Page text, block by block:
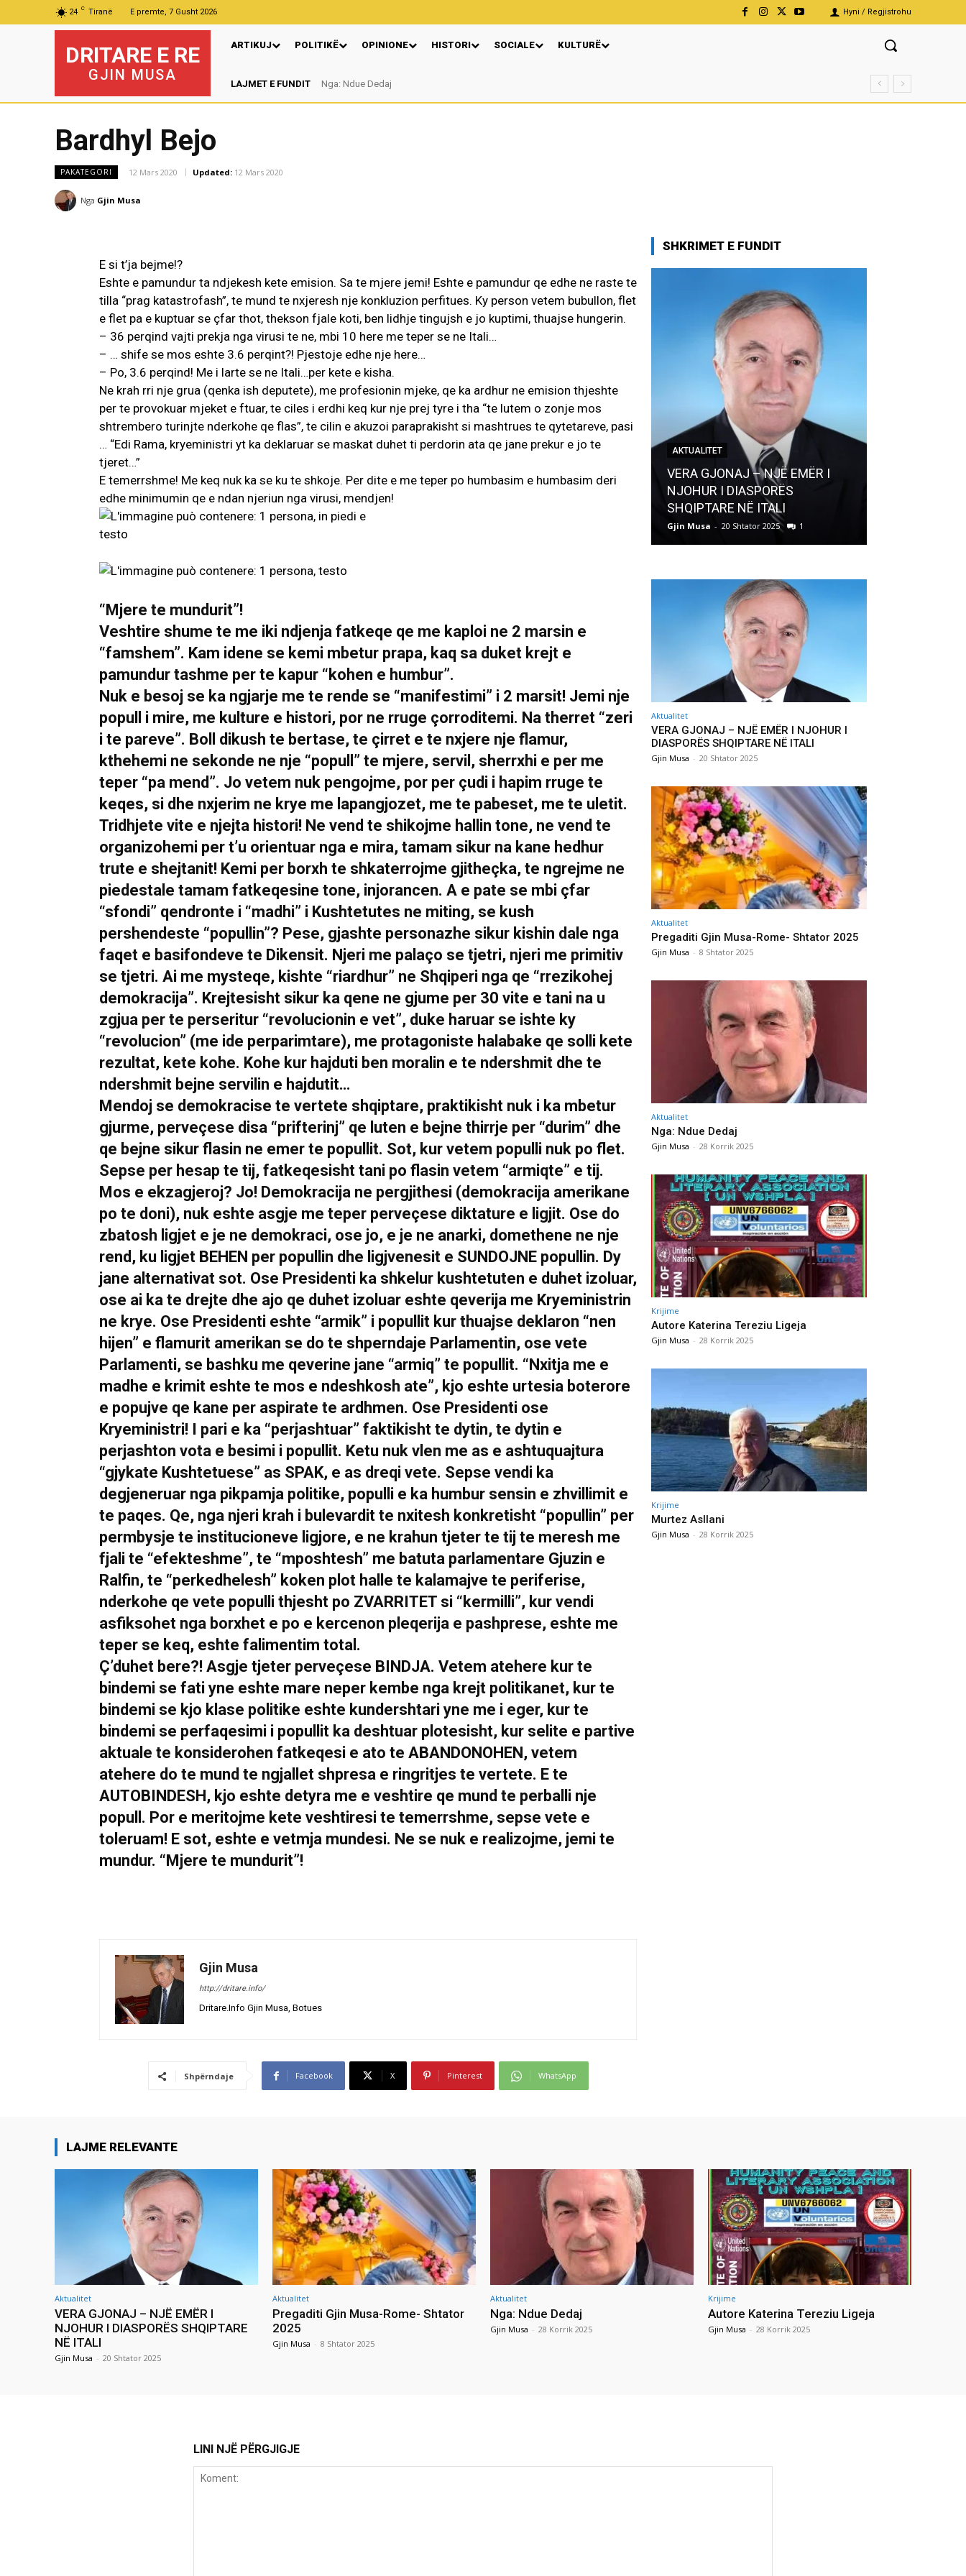
24 C Tiranë E premte, 7 Gusht 2026 Hyni / Regjistrohu
DRITARE E RE
GJIN MUSA
ARTIKUJ POLITIKË OPINIONE HISTORI SOCIALE KULTURË
LAJMET E FUNDIT Nga: Ndue Dedaj
Bardhyl Bejo
PAKATEGORI 12 Mars 2020 Updated: 12 Mars 2020
Nga Gjin Musa
E si t’ja bejme!?
Eshte e pamundur ta ndjekesh kete emision. Sa te mjere jemi! Eshte e pamundur qe edhe ne raste te
tilla “prag katastrofash”, te mund te nxjeresh nje konkluzion perfitues. Ky person vetem bubullon, flet
e flet pa e kuptuar se çfar thot, thekson fjale koti, ben lidhje tingujsh e jo kuptimi, thuajse hungerin.
– 36 perqind vajti prekja nga virusi te ne, mbi 10 here me teper se ne Itali…
– … shife se mos eshte 3.6 perqint?! Pjestoje edhe nje here…
– Po, 3.6 perqind! Me i larte se ne Itali…per kete e kisha.
Ne krah rri nje grua (qenka ish deputete), me profesionin mjeke, qe ka ardhur ne emision thjeshte
per te provokuar mjeket e ftuar, te ciles i erdhi keq kur nje prej tyre i tha “te lutem o zonje mos
shtrembero turinjte nderkohe qe flas”, te cilin e akuzoi paraprakisht si mashtrues te qytetareve, pasi
… “Edi Rama, kryeministri yt ka deklaruar se maskat duhet ti perdorin ata qe jane prekur e jo te
tjeret…”
E temerrshme! Me keq nuk ka se ku te shkoje. Per dite e me teper po humbasim e humbasim deri
edhe minimumin qe e ndan njeriun nga virusi, mendjen!
“Mjere te mundurit”!
Veshtire shume te me iki ndjenja fatkeqe qe me kaploi ne 2 marsin e
“famshem”. Kam idene se kemi mbetur prapa, kaq sa duket krejt e
pamundur tashme per te kapur “kohen e humbur”.
Nuk e besoj se ka ngjarje me te rende se “manifestimi” i 2 marsit! Jemi nje
popull i mire, me kulture e histori, por ne rruge çorroditemi. Na therret “zeri
i te pareve”. Boll dikush te bertase, te çirret e te nxjere nje flamur,
kthehemi ne sekonde ne nje “popull” te mjere, servil, sherrxhi e per me
teper “pa mend”. Jo vetem nuk pengojme, por per çudi i hapim rruge te
keqes, si dhe nxjerim ne krye me lapangjozet, me te pabeset, me te uletit.
Tridhjete vite e njejta histori! Ne vend te shikojme hallin tone, ne vend te
organizohemi per t’u orientuar nga e mira, tamam sikur na kane hedhur
trute e shejtanit! Kemi per borxh te shkaterrojme gjitheçka, te ngrejme ne
piedestale tamam fatkeqesine tone, injorancen. A e pate se mbi çfar
“sfondi” qendronte i “madhi” i Kushtetutes ne miting, se kush
pershendeste “popullin”? Pese, gjashte personazhe sikur kishin dale nga
faqet e basifondeve te Dikensit. Njeri me palaço se tjetri, njeri me primitiv
se tjetri. Ai me mysteqe, kishte “riardhur” ne Shqiperi nga qe “rrezikohej
demokracija”. Krejtesisht sikur ka qene ne gjume per 30 vite e tani na u
zgjua per te perseritur “revolucionin e vet”, duke haruar se ishte ky
“revolucion” (me ide perparimtare), me protagoniste halabake qe solli kete
rezultat, kete kohe. Kohe kur hajduti ben moralin e te ndershmit dhe te
ndershmit bejne servilin e hajdutit…
Mendoj se demokracise te vertete shqiptare, praktikisht nuk i ka mbetur
gjurme, perveçese disa “prifterinj” qe luten e bejne thirrje per “durim” dhe
qe bejne sikur flasin ne emer te popullit. Sot, kur vetem populli nuk po flet.
Sepse per hesap te tij, fatkeqesisht tani po flasin vetem “armiqte” e tij.
Mos e ekzagjeroj? Jo! Demokracija ne pergjithesi (demokracija amerikane
po te doni), nuk eshte asgje me teper perveçese diktature e ligjit. Ose do
zbatosh ligjet e je ne demokraci, ose jo, e je ne anarki, domethene ne nje
rend, ku ligjet BEHEN per popullin dhe ligjvenesit e SUNDOJNE popullin. Dy
jane alternativat sot. Ose Presidenti ka shkelur kushtetuten e duhet izoluar,
ose ai ka te drejte dhe ajo qe duhet izoluar eshte qeverija me Kryeministrin
ne krye. Ose Presidenti eshte “armik” i popullit kur thuajse deklaron “nen
hijen” e flamurit amerikan se do te shperndaje Parlamentin, ose vete
Parlamenti, se bashku me qeverine jane “armiq” te popullit. “Nxitja me e
madhe e krimit eshte te mos e ndeshkosh ate”, kjo eshte urtesia boterore
e popujve qe kane per aspirate te ardhmen. Ose Presidenti ose
Kryeministri! I pari e ka “perjashtuar” faktikisht te dytin, te dytin e
perjashton vota e besimi i popullit. Ketu nuk vlen me as e ashtuquajtura
“gjykate Kushtetuese” as SPAK, e as dreqi vete. Sepse vendi ka
degjeneruar nga pikpamja politike, populli e ka humbur sensin e zhvillimit e
te paqes. Qe, nga njeri krah i bulevardit te nxitesh konkretisht “popullin” per
permbysje te institucioneve ligjore, e ne krahun tjeter te tij te meresh me
fjali te “efekteshme”, te “mposhtesh” me batuta parlamentare Gjuzin e
Ralfin, te “perkedhelesh” koken plot halle te kalamajve te periferise,
nderkohe qe vete populli thjesht po ZVARRITET si “kermilli”, kur vendi
asfiksohet nga borxhet e po e kercenon pleqerija e pashprese, eshte me
teper se keq, eshte falimentim total.
Ç’duhet bere?! Asgje tjeter perveçese BINDJA. Vetem atehere kur te
bindemi se fati yne eshte mare neper kembe nga krejt politikanet, kur te
bindemi se kjo klase politike eshte kundershtari yne me i eger, kur te
bindemi se perfaqesimi i popullit ka deshtuar plotesisht, kur selite e partive
aktuale te konsiderohen fatkeqesi e ato te ABANDONOHEN, vetem
atehere do te mund te ngjallet shpresa e ringritjes te vertete. E te
AUTOBINDESH, kjo eshte detyra me e veshtire qe mund te perballi nje
popull. Por e meritojme kete veshtiresi te temerrshme, sepse vete e
toleruam! E sot, eshte e vetmja mundesi. Ne se nuk e realizojme, jemi te
mundur. “Mjere te mundurit”!
Gjin Musa
http://dritare.info/
Dritare.Info Gjin Musa, Botues
Shpërndaje Facebook X Pinterest WhatsApp
SHKRIMET E FUNDIT
AKTUALITET
VERA GJONAJ – NJË EMËR I
NJOHUR I DIASPORËS
SHQIPTARE NË ITALI
Gjin Musa - 20 Shtator 2025 1
Aktualitet
VERA GJONAJ – NJË EMËR I NJOHUR I
DIASPORËS SHQIPTARE NË ITALI
Gjin Musa - 20 Shtator 2025
Aktualitet
Pregaditi Gjin Musa-Rome- Shtator 2025
Gjin Musa - 8 Shtator 2025
Aktualitet
Nga: Ndue Dedaj
Gjin Musa - 28 Korrik 2025
Krijime
Autore Katerina Tereziu Ligeja
Gjin Musa - 28 Korrik 2025
Krijime
Murtez Asllani
Gjin Musa - 28 Korrik 2025
LAJME RELEVANTE
Aktualitet
VERA GJONAJ – NJË EMËR I
NJOHUR I DIASPORËS SHQIPTARE
NË ITALI
Gjin Musa - 20 Shtator 2025
Aktualitet
Pregaditi Gjin Musa-Rome- Shtator
2025
Gjin Musa - 8 Shtator 2025
Aktualitet
Nga: Ndue Dedaj
Gjin Musa - 28 Korrik 2025
Krijime
Autore Katerina Tereziu Ligeja
Gjin Musa - 28 Korrik 2025
LINI NJË PËRGJIGJE